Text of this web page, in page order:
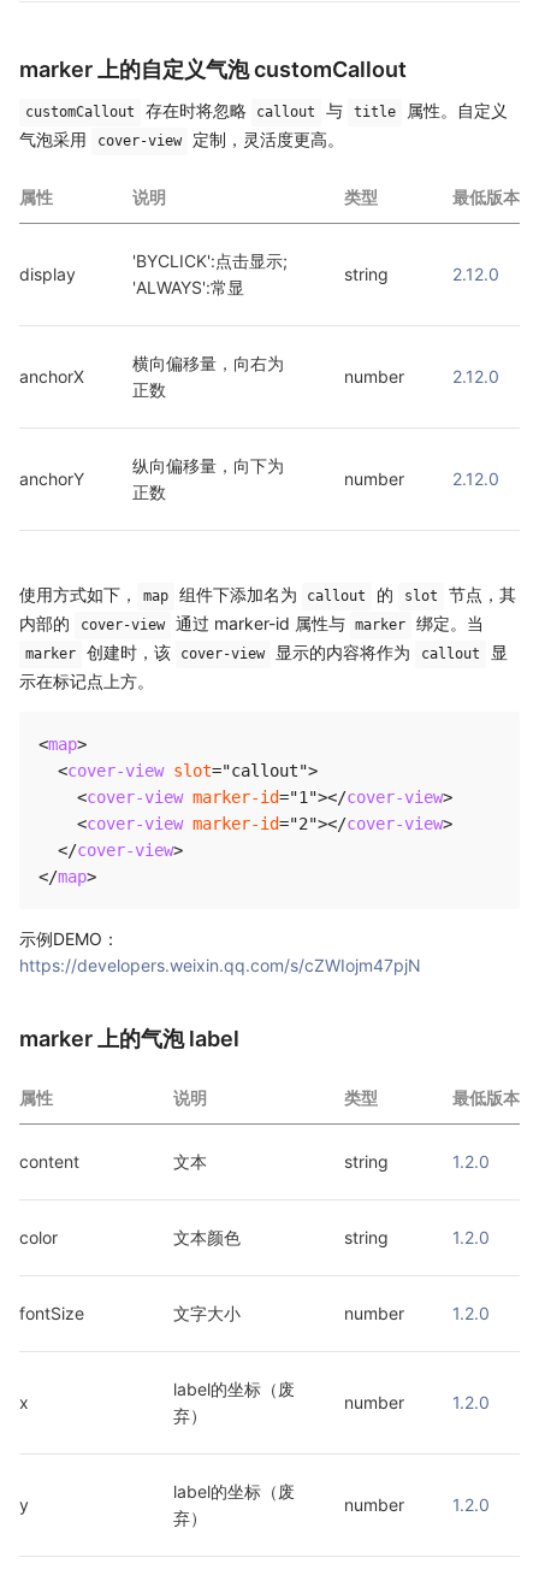
marker 上的自定义气泡 customCallout
customCallout 存在时将忽略 callout 与 title
属性。自定义
气泡采用
cover-view 定制，灵活度更高。
属性 说明 类型 最低版本
display
'BYCLICK':点击显示;
'ALWAYS':常显
string 2.12.0
anchorX
横向偏移量，向右为
正数
number 2.12.0
anchorY
纵向偏移量，向下为
正数
number 2.12.0
使用方式如下， map 组件下添加名为 callout 的 slot
节点，其
内部的
cover-view 通过 marker-id 属性与 marker 绑定。当
marker 创建时，该 cover-view 显示的内容将作为 callout
显
示在标记点上方。
<map>
<cover-view slot="callout">
<cover-view marker-id="1 "></cover-view>
<cover-view marker-id="2"></cover-view>
</cover-view>
</map>
示例DEMO：
https://developers.weixin.qq.com/s/cZWIojm47pjN
marker 上的气泡 label
属性 说明 类型 最低版本
content 文本 string 1.2.0
color 文本颜色 string 1.2.0
fontSize 文字大小 number 1.2.0
x
label的坐标（废
弃）
number 1.2.0
y
label的坐标（废
弃）
number 1.2.0